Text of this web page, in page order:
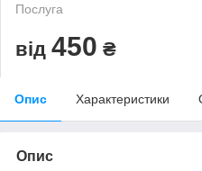
Послуга
від 450 ₴
Опис Характеристики
Опис